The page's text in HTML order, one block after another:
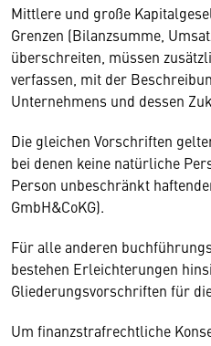
Mittlere und große
Grenzen (Bilanzsumme,
überschreiten, müssen
verfassen, mit der
Unternehmens und dessen
Die gleichen Vorschriften
bei denen keine natürliche
Person unbeschränkt
GmbH&CoKG).
Für alle anderen
bestehen Erleichterungen
Gliederungsvorschriften für
Um finanzstrafrechtliche